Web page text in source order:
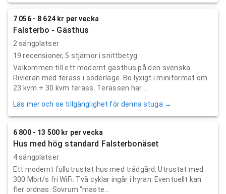
7 056 - 8 624 kr per vecka
Falsterbo - Gästhus
2 sängplatser
19 recensioner, 5 stjärnor i snittbetyg
Välkommen till ett modernt gästhus på den svenska
Rivieran med terass i söderläge. Bo lyxigt i miniformat om
23 kvm + 30 kvm terass. Terassen har ...
Läs mer och se tillgänglighet för denna stuga →
6 800 - 13 500 kr per vecka
Hus med hög standard Falsterbonäset
4 sängplatser
Ett modernt fullutrustat hus med trädgård. Utrustat med
300 Mbit/s fri WiFi. Två cyklar ingår i hyran. Eventuellt kan
fler ordnas. Sovrum "maste...